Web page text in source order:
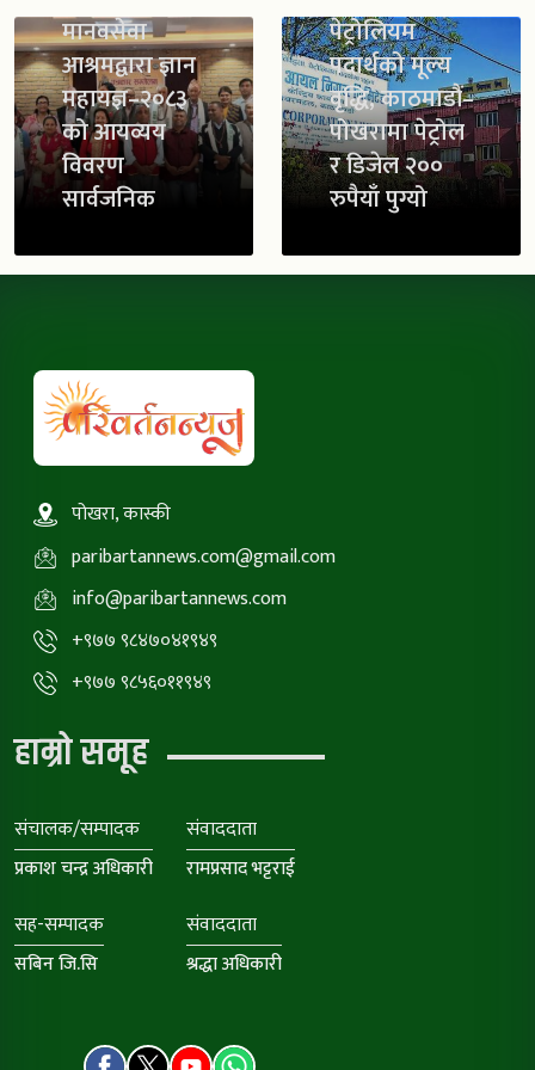
मानवसेवा
आश्रमद्वारा ज्ञान
महायज्ञ–२०८३
को आयव्यय
विवरण
सार्वजनिक
पेट्रोलियम
पदार्थको मूल्य
वृद्धि, काठमाडौं–
पोखरामा पेट्रोल
र डिजेल २००
रुपैयाँ पुग्यो
पोखरा, कास्की
paribartannews.com@gmail.com
info@paribartannews.com
+९७७ ९८४७०४१९४९
+९७७ ९८५६०११९४९
हाम्रो समूह
संचालक/सम्पादक
प्रकाश चन्द्र अधिकारी
संवाददाता
रामप्रसाद भट्टराई
सह-सम्पादक
सबिन जि.सि
संवाददाता
श्रद्धा अधिकारी